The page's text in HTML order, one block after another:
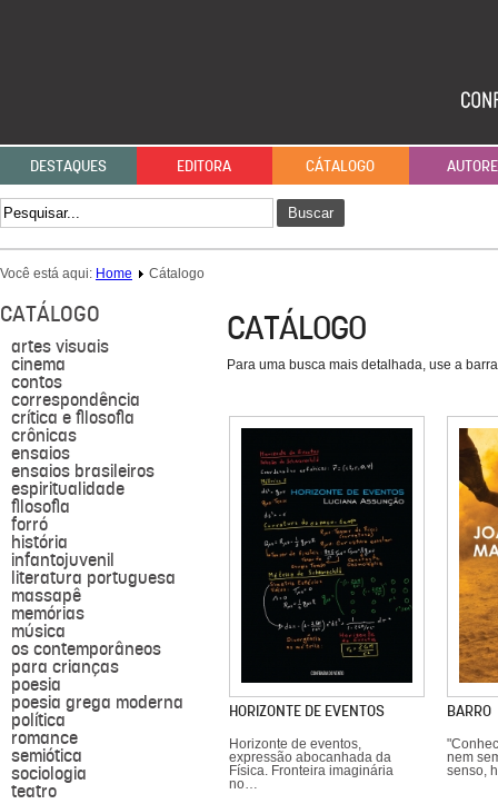
DESTAQUES EDITORA CÁTALOGO
Buscar
Você está aqui: Home Cátalogo
CATÁLOGO
artes visuais
cinema
contos
correspondência
crítica e filosofia
crônicas
ensaios
ensaios brasileiros
espiritualidade
filosofia
forró
história
infantojuvenil
literatura portuguesa
massapê
memórias
música
os contemporâneos
para crianças
poesia
poesia grega moderna
política
romance
semiótica
sociologia
teatro
CATÁLOGO
Para uma busca mais detalhada, use a
HORIZONTE DE EVENTOS
Horizonte de eventos,
expressão abocanhada da
Física. Fronteira imaginária
no…
BARRO
nem
senso,